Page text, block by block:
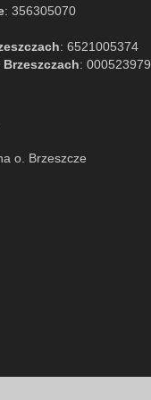
: 356305070
: 6521005374
: 000523979
o. Brzeszcze